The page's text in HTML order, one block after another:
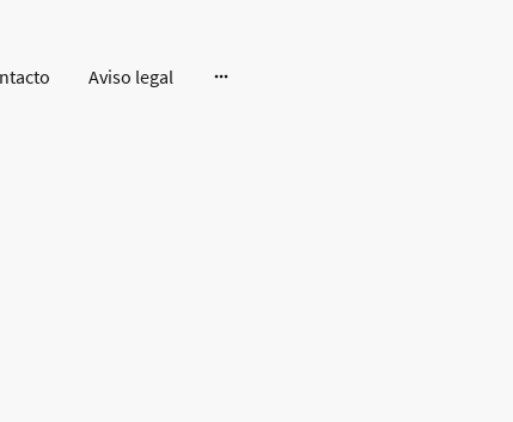
Aviso legal